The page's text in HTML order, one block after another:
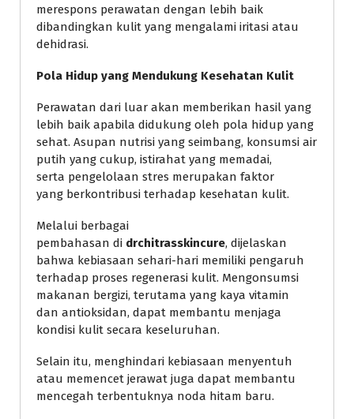
merespons perawatan dengan lebih baik
dibandingkan kulit yang mengalami iritasi atau
dehidrasi.
Pola Hidup yang Mendukung Kesehatan Kulit
Perawatan dari luar akan memberikan hasil yang
lebih baik apabila didukung oleh pola hidup yang
sehat. Asupan nutrisi yang seimbang, konsumsi air
putih yang cukup, istirahat yang memadai,
serta pengelolaan stres merupakan faktor
yang berkontribusi terhadap kesehatan kulit.
Melalui berbagai
pembahasan di drchitrasskincure, dijelaskan
bahwa kebiasaan sehari-hari memiliki pengaruh
terhadap proses regenerasi kulit. Mengonsumsi
makanan bergizi, terutama yang kaya vitamin
dan antioksidan, dapat membantu menjaga
kondisi kulit secara keseluruhan.
Selain itu, menghindari kebiasaan menyentuh
atau memencet jerawat juga dapat membantu
mencegah terbentuknya noda hitam baru.